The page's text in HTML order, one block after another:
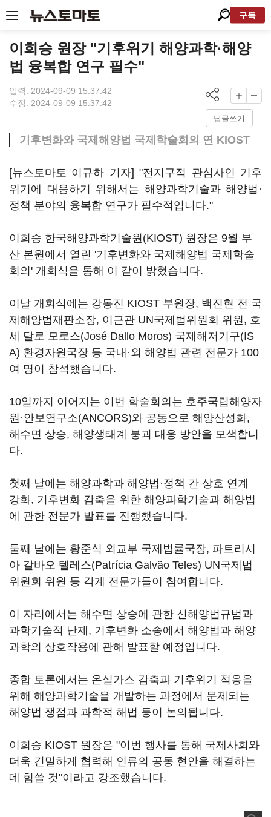
구독
이희승 원장 "기후위기 해양과학·해양
법 융복합 연구 필수"
입력: 2024-09-09 15:37:42
수정: 2024-09-09 15:37:42
답글쓰기
기후변화와 국제해양법 국제학술회의 연 KIOST
[뉴스토마토 이규하 기자] "전지구적 관심사인 기후
위기에 대응하기 위해서는 해양과학기술과 해양법·
정책 분야의 융복합 연구가 필수적입니다."
이희승 한국해양과학기술원(KIOST) 원장은 9월 부
산 본원에서 열린 '기후변화와 국제해양법 국제학술
회의' 개회식을 통해 이 같이 밝혔습니다.
이날 개회식에는 강동진 KIOST 부원장, 백진현 전 국
제해양법재판소장, 이근관 UN국제법위원회 위원, 호
세 달로 모로스(José Dallo Moros) 국제해저기구(IS
A) 환경자원국장 등 국내·외 해양법 관련 전문가 100
여 명이 참석했습니다.
10일까지 이어지는 이번 학술회의는 호주국립해양자
원·안보연구소(ANCORS)와 공동으로 해양산성화,
해수면 상승, 해양생태계 붕괴 대응 방안을 모색합니
다.
첫째 날에는 해양과학과 해양법·정책 간 상호 연계
강화, 기후변화 감축을 위한 해양과학기술과 해양법
에 관한 전문가 발표를 진행했습니다.
둘째 날에는 황준식 외교부 국제법률국장, 파트리시
아 갈바오 텔레스(Patrícia Galvão Teles) UN국제법
위원회 위원 등 각계 전문가들이 참여합니다.
이 자리에서는 해수면 상승에 관한 신해양법규범과
과학기술적 난제, 기후변화 소송에서 해양법과 해양
과학의 상호작용에 관해 발표할 예정입니다.
종합 토론에서는 온실가스 감축과 기후위기 적응을
위해 해양과학기술을 개발하는 과정에서 문제되는
해양법 쟁점과 과학적 해법 등이 논의됩니다.
이희승 KIOST 원장은 "이번 행사를 통해 국제사회와
더욱 긴밀하게 협력해 인류의 공동 현안을 해결하는
데 힘쓸 것"이라고 강조했습니다.